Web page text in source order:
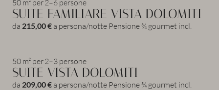
PISCINE LAST MINUTE
50 m² per2–6 persone
SUITE FAMILIARE VISTA DOLOMITI
da 215,00 € a persona/notte Pensione ¾ gourmet incl.
50 m² per2–3 persone
SUITE VISTA DOLOMITI
da 209,00 € a persona/notte Pensione ¾ gourmet incl.